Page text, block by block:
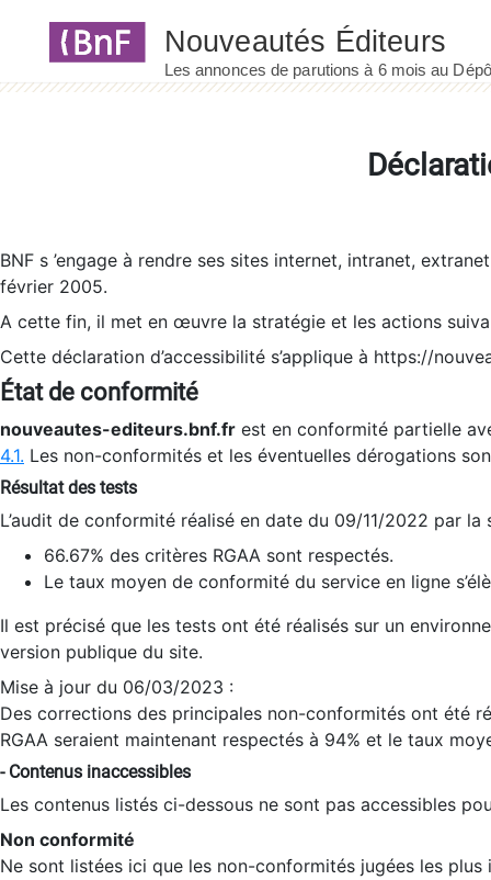
BNF s ’engage à rendre ses sites internet, intranet,
février 2005.
A cette fin, il met en œuvre la stratégie et les actions
Cette déclaration d’accessibilité s’applique à https://
État de conformité
nouveautes-editeurs.bnf.fr est en conformité partielle
4.1. Les non-conformités et les éventuelles dérogations
Résultat des tests
L’audit de conformité réalisé en date du 09/11/2022 par
66.67% des critères RGAA sont respectés.
Le taux moyen de conformité du service en ligne
Il est précisé que les tests ont été réalisés sur un
version publique du site.
Mise à jour du 06/03/2023 :
Des corrections des principales non-conformités ont été
RGAA seraient maintenant respectés à 94% et le taux
- Contenus inaccessibles
Les contenus listés ci-dessous ne sont pas accessibles
Non conformité
Ne sont listées ici que les non-conformités jugées les